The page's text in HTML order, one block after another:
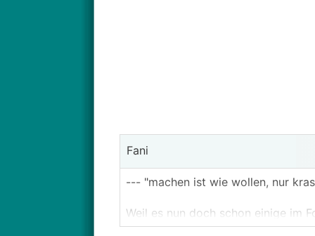
Fani
--- "machen ist wie wollen, nur
Weil es nun doch schon einige im
Anlage zu bauen oder zumindest